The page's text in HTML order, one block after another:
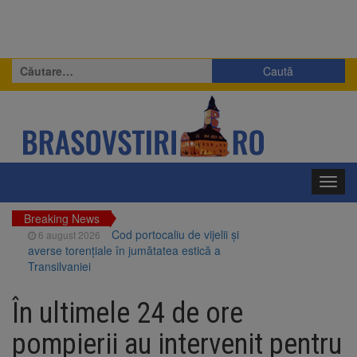
Caută
după:
Breaking News
6 august 2026
Cod portocaliu de vijelii și
averse torențiale în jumătatea estică a
Transilvaniei
după ce și-ar fi agresat soția de două ori în
câteva zile
6 august 2026
Urmele atelajului i-au condus
pe polițiști la cioate. Bărbat prins în pădure la
În ultimele 24 de ore
pompierii au intervenit pentru